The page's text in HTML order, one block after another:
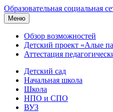
Образовательная социальная
Меню
Обзор возможностей
Детский проект «Алые
Аттестация
Детский сад
Начальная школа
Школа
НПО и СПО
ВУЗ